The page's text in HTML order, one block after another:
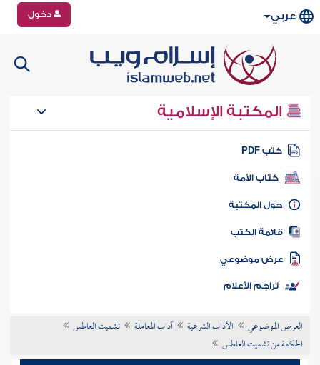
عربي دخول
المكتبة الإسلامية
كتب PDF
كتاب الأمة
المكتبة
الكتب
موضوعي
تراجم الأعلام
العرض الموضوعي الآداب الشرعية آداب المعاملة
تشميت العاطس
الحكمة من تشميت العاطس